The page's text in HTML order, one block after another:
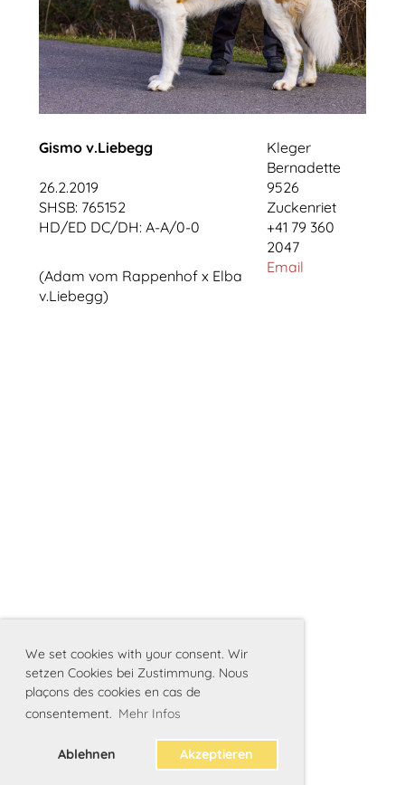
We set cookies with your consent. Wir
setzen Cookies bei Zustimmung. Nous
plaçons des cookies en cas de
consentement. Mehr Infos
Ablehnen Akzeptieren
Gismo v.Liebegg
26.2.2019
SHSB: 765152
HD/ED DC/DH: A-A/0-0
(Adam vom Rappenhof x Elba
v.Liebegg)
Kleger
Bernadette
9526
Zuckenriet
+41 79 360
2047
Email